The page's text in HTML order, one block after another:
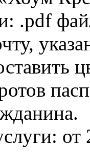
.pdf
от